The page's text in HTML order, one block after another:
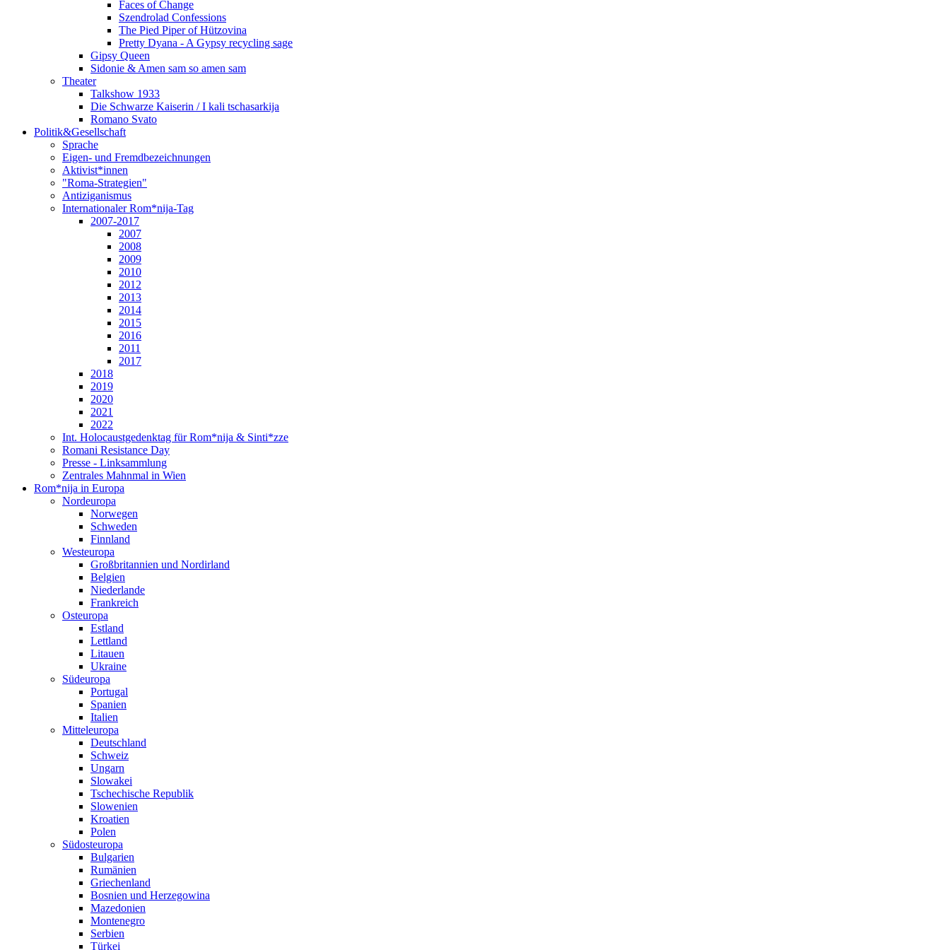
Faces of Change
Szendrolad Confessions
The Pied Piper of Hützovina
Pretty Dyana - A Gypsy recycling sage
Gipsy Queen
Sidonie & Amen sam so amen sam
Theater
Talkshow 1933
Die Schwarze Kaiserin / I kali tschasarkija
Romano Svato
Politik&Gesellschaft
Sprache
Eigen- und Fremdbezeichnungen
Aktivist*innen
"Roma-Strategien"
Antiziganismus
Internationaler Rom*nija-Tag
2007-2017
2007
2008
2009
2010
2012
2013
2014
2015
2016
2011
2017
2018
2019
2020
2021
2022
Int. Holocaustgedenktag für Rom*nija & Sinti*zze
Romani Resistance Day
Presse - Linksammlung
Zentrales Mahnmal in Wien
Rom*nija in Europa
Nordeuropa
Norwegen
Schweden
Finnland
Westeuropa
Großbritannien und Nordirland
Belgien
Niederlande
Frankreich
Osteuropa
Estland
Lettland
Litauen
Ukraine
Südeuropa
Portugal
Spanien
Italien
Mitteleuropa
Deutschland
Schweiz
Ungarn
Slowakei
Tschechische Republik
Slowenien
Kroatien
Polen
Südosteuropa
Bulgarien
Rumänien
Griechenland
Bosnien und Herzegowina
Mazedonien
Montenegro
Serbien
Türkei